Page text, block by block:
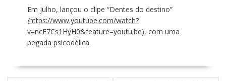
Em julho, lançou o clipe “Dentes do destino”
(https://www.youtube.com/watch?
v=ncE7Cs1HyH0&feature=youtu.be), com uma
pegada psicodélica.